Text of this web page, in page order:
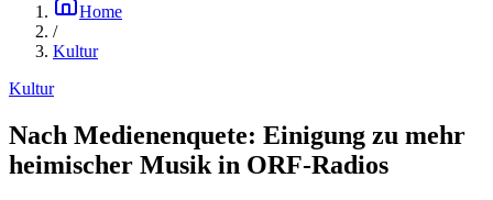
Home
/
Kultur
Kultur
Nach Medienenquete: Einigung zu mehr
heimischer Musik in ORF-Radios